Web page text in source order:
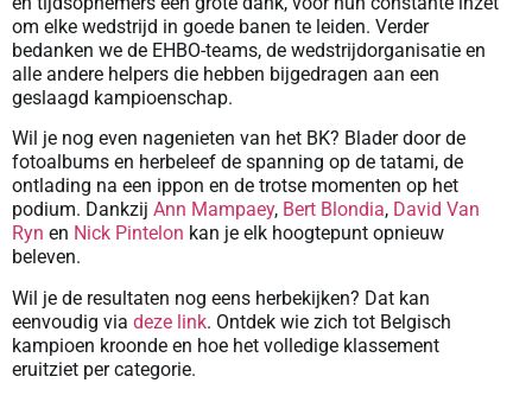
om elke wedstrijd in goede banen te leiden. Verder
bedanken we de EHBO-teams, de wedstrijdorganisatie en
alle andere helpers die hebben bijgedragen aan een
geslaagd kampioenschap.
Wil je nog even nagenieten van het BK? Blader door de
fotoalbums en herbeleef de spanning op de tatami, de
ontlading na een ippon en de trotse momenten op het
podium. Dankzij Ann Mampaey, Bert Blondia, David Van
Ryn en Nick Pintelon kan je elk hoogtepunt opnieuw
beleven.
Wil je de resultaten nog eens herbekijken? Dat kan
eenvoudig via deze link. Ontdek wie zich tot Belgisch
kampioen kroonde en hoe het volledige klassement
eruitziet per categorie.